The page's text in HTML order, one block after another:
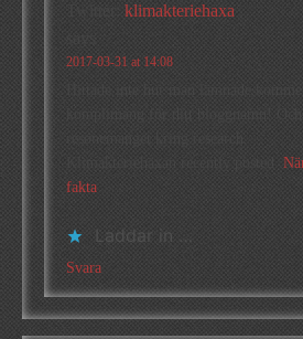
Twitter: klimakteriehaxa
2017-03-31 at 14:08
Hittade inte hur man lämnade
resonemanget kring research.
fakta
Laddar in …
Svara